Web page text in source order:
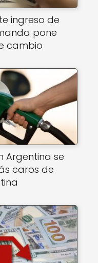
ingreso de
pone
cambio
Argentina se
caros de